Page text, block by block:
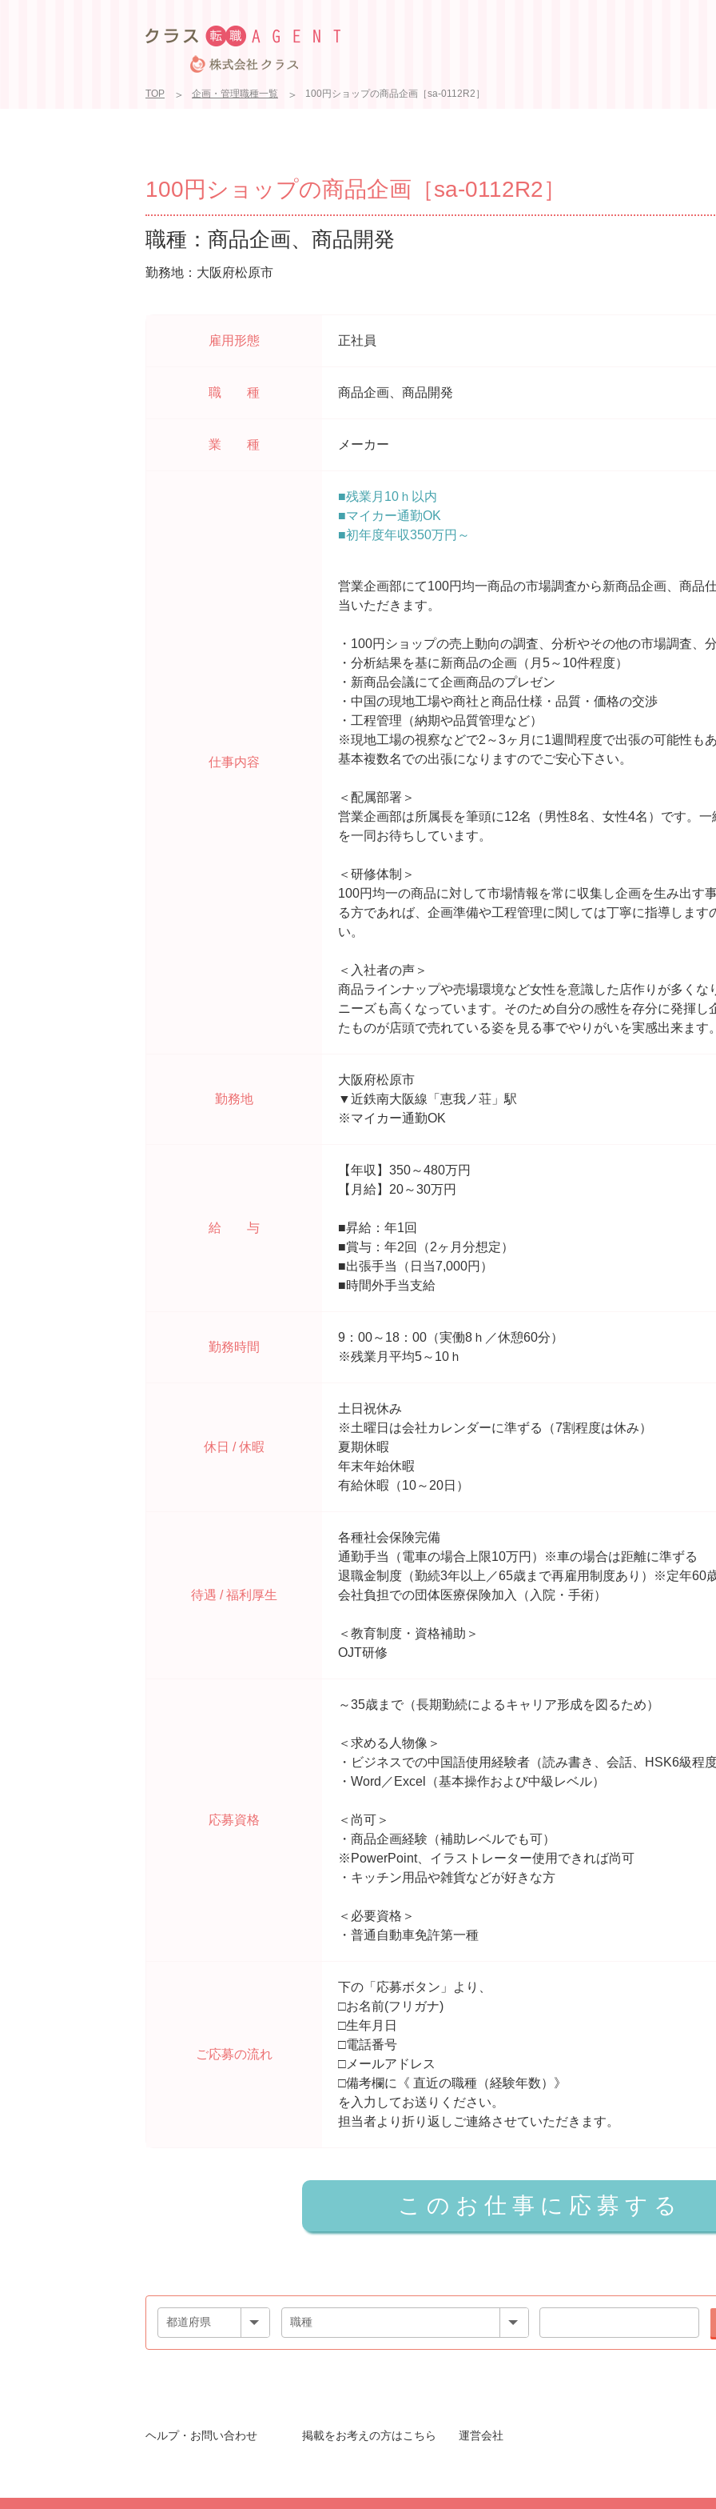
TOP 企画・管理職種一覧 100円ショップの商品企画［sa-0112R2］
100円ショップの商品企画［sa-0112R2］
職種：商品企画、商品開発
勤務地：大阪府松原市
雇用形態 正社員
職 種 商品企画、商品開発
業 種 メーカー
仕事内容
■残業月10ｈ以内
■マイカー通勤OK
■初年度年収350万円～
営業企画部にて100円均一商品の市場調査から新商品企画、商品
当いただきます。
・100円ショップの売上動向の調査、分析やその他の市場調査、
・分析結果を基に新商品の企画（月5～10件程度）
・新商品会議にて企画商品のプレゼン
・中国の現地工場や商社と商品仕様・品質・価格の交渉
・工程管理（納期や品質管理など）
※現地工場の視察などで2～3ヶ月に1週間程度で出張の可能性も
基本複数名での出張になりますのでご安心下さい。
＜配属部署＞
営業企画部は所属長を筆頭に12名（男性8名、女性4名）です。
を一同お待ちしています。
＜研修体制＞
100円均一の商品に対して市場情報を常に収集し企画を生み出す
る方であれば、企画準備や工程管理に関しては丁寧に指導しま
い。
＜入社者の声＞
商品ラインナップや売場環境など女性を意識した店作りが多くな
ニーズも高くなっています。そのため自分の感性を存分に発揮し
たものが店頭で売れている姿を見る事でやりがいを実感出来ます
勤務地
大阪府松原市
▼近鉄南大阪線「恵我ノ荘」駅
※マイカー通勤OK
給 与
【年収】350～480万円
【月給】20～30万円
■昇給：年1回
■賞与：年2回（2ヶ月分想定）
■出張手当（日当7,000円）
■時間外手当支給
勤務時間
9：00～18：00（実働8ｈ／休憩60分）
※残業月平均5～10ｈ
休日 / 休暇
土日祝休み
※土曜日は会社カレンダーに準ずる（7割程度は休み）
夏期休暇
年末年始休暇
有給休暇（10～20日）
待遇 / 福利厚生
各種社会保険完備
通勤手当（電車の場合上限10万円）※車の場合は距離に準ずる
退職金制度（勤続3年以上／65歳まで再雇用制度あり）※定年60
会社負担での団体医療保険加入（入院・手術）
＜教育制度・資格補助＞
OJT研修
応募資格
～35歳まで（長期勤続によるキャリア形成を図るため）
＜求める人物像＞
・ビジネスでの中国語使用経験者（読み書き、会話、HSK6級程
・Word／Excel（基本操作および中級レベル）
＜尚可＞
・商品企画経験（補助レベルでも可）
※PowerPoint、イラストレーター使用できれば尚可
・キッチン用品や雑貨などが好きな方
＜必要資格＞
・普通自動車免許第一種
ご応募の流れ
下の「応募ボタン」より、
□お名前(フリガナ)
□生年月日
□電話番号
□メールアドレス
□備考欄に《 直近の職種（経験年数）》
を入力してお送りください。
担当者より折り返しご連絡させていただきます。
ヘルプ・お問い合わせ 掲載をお考えの方はこちら 運営会社